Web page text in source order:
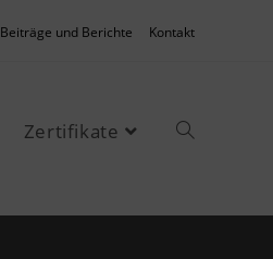
Beiträge und Berichte Kontakt
Zertifikate